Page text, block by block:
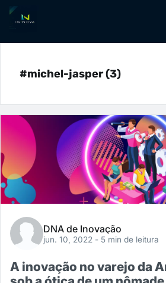
#michel-jasper (3)
DNA de Inovação
jun. 10, 2022 - 5 min de leitura
A inovação no varejo da